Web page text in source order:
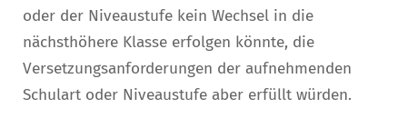
oder der Niveaustufe kein Wechsel in die
nächsthöhere Klasse erfolgen könnte, die
Versetzungsanforderungen der aufnehmenden
Schulart oder Niveaustufe aber erfüllt würden.